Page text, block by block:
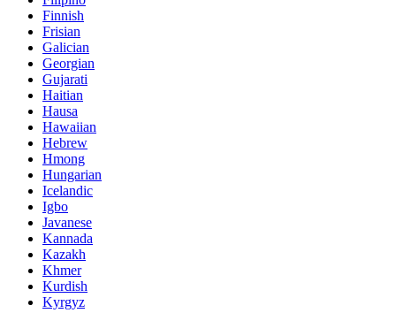
Finnish
Frisian
Galician
Georgian
Gujarati
Haitian
Hausa
Hawaiian
Hebrew
Hmong
Hungarian
Icelandic
Igbo
Javanese
Kannada
Kazakh
Khmer
Kurdish
Kyrgyz